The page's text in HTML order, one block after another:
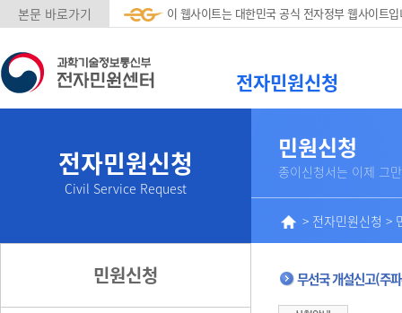
본문 바로가기 이 웹사이트는 대한민국 공식 전자정부 웹사이트
전자민원신청
전자민원신청
Civil Service Request
민원신청
민원신청
종이신청서는 이제 그
> 전자민원신청 >
무선국 개설신고(주